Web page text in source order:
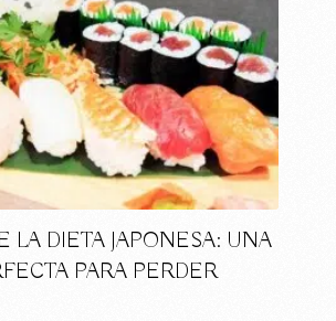
LA DIETA JAPONESA: UNA
PARA PERDER